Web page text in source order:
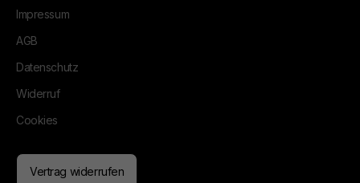
Impressum
AGB
Datenschutz
Widerruf
Cookies
Vertrag widerrufen